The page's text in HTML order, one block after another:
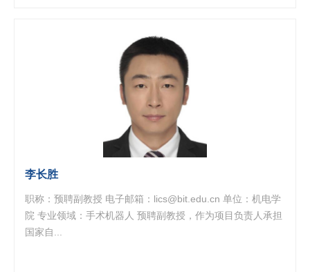
李长胜
职称：预聘副教授 电子邮箱：lics@bit.edu.cn 单位：机电学
院 专业领域：手术机器人 预聘副教授，作为项目负责人承担
国家自...